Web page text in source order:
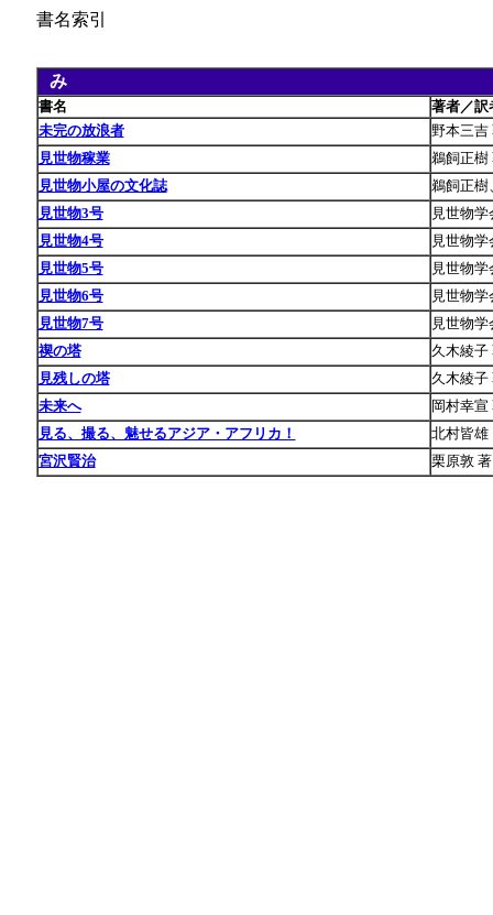
書名索引
み
書名
著者／訳
未完の放浪者
野本三吉
見世物稼業
鵜飼正樹
見世物小屋の文化誌
鵜飼正樹
見世物3号
見世物学
見世物4号
見世物学
見世物5号
見世物学
見世物6号
見世物
見世物7号
見世物
禊の塔
久木綾子
見残しの塔
久木綾子
未来へ
岡村幸宣
見る、撮る、魅せるアジア・アフリカ！
北村皆雄
宮沢賢治
栗原敦 著